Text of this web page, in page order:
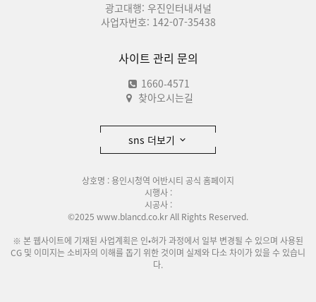
광고대행: 우진인터내셔널
사업자번호: 142-07-35438
사이트 관리 문의
1660-4571
찾아오시는길
sns 더보기
상호명 : 용인시청역 어반시티 공식 홈페이지
시행사 :
시공사 :
©2025 www.blancd.co.kr All Rights Reserved.
※ 본 웹사이트에 기재된 사업계획은 인•허가 과정에서 일부 변경될 수 있으며 사용된
CG 및 이미지는 소비자의 이해를 돕기 위한 것이며 실제와 다소 차이가 있을 수 있습니
다.